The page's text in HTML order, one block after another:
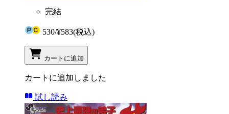
完結
530/¥583(税込)
カートに追加
カートに追加しました
試し読み